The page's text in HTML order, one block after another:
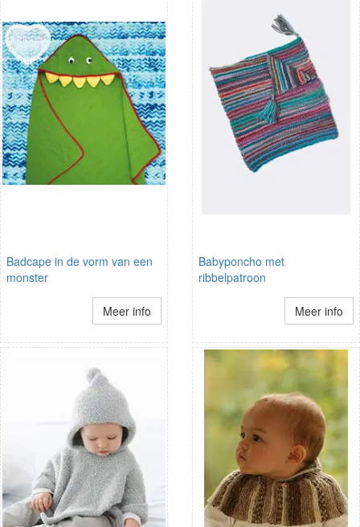
Badcape in de vorm van een
monster
Meer info
Babyponcho met
ribbelpatroon
Meer info